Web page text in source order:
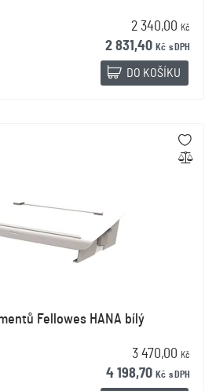
2 340,00 Kč
2 831,40 Kč s DPH
DO KOŠÍKU
Fellowes HANA bílý
3 470,00 Kč
4 198,70 Kč s DPH